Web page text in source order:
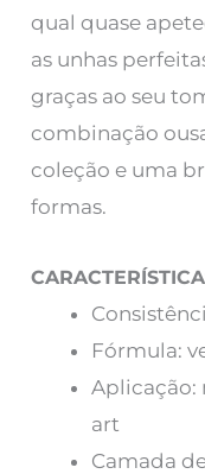
qual quase
as unhas
graças ao seu
combinação
coleção e uma
formas.
Fórmula:
Aplicação:
art
Camada